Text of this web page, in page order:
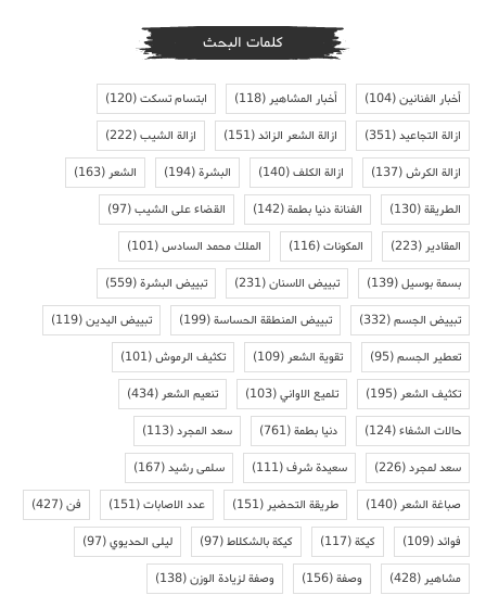
كلمات البحث
أخبار الفنانين(104) أخبار المشاهير(118) ابتسام تسكت(120)
ازالة التجاعيد(351) ازالة الشعر الزائد(151) ازالة الشيب(222)
ازالة الكرش(137) ازالة الكلف(140) البشرة(194) الشعر(163)
الطريقة(130) الفنانة دنيا بطمة(142) القضاء على الشيب(97)
المقادير(223) المكونات(116) الملك محمد السادس(101)
بسمة بوسيل(139) تبييض الاسنان(231) تبييض البشرة(559)
تبييض الجسم(332) تبييض المنطقة الحساسة(199) تبييض اليدين(119)
تعطير الجسم(95) تقوية الشعر(109) تكثيف الرموش(101)
تكثيف الشعر(195) تلميع الاواني(103) تنعيم الشعر(434)
حالات الشفاء(124) دنيا بطمة(761) سعد المجرد(113)
سعد لمجرد(226) سعيدة شرف(111) سلمى رشيد(167)
صباغة الشعر(140) طريقة التحضير(151) عدد الاصابات(151) فن(427)
فوائد(109) كيكة(117) كيكة بالشكلاط(97) ليلى الحديوي(97)
مشاهير(428) وصفة(156) وصفة لزيادة الوزن(138)